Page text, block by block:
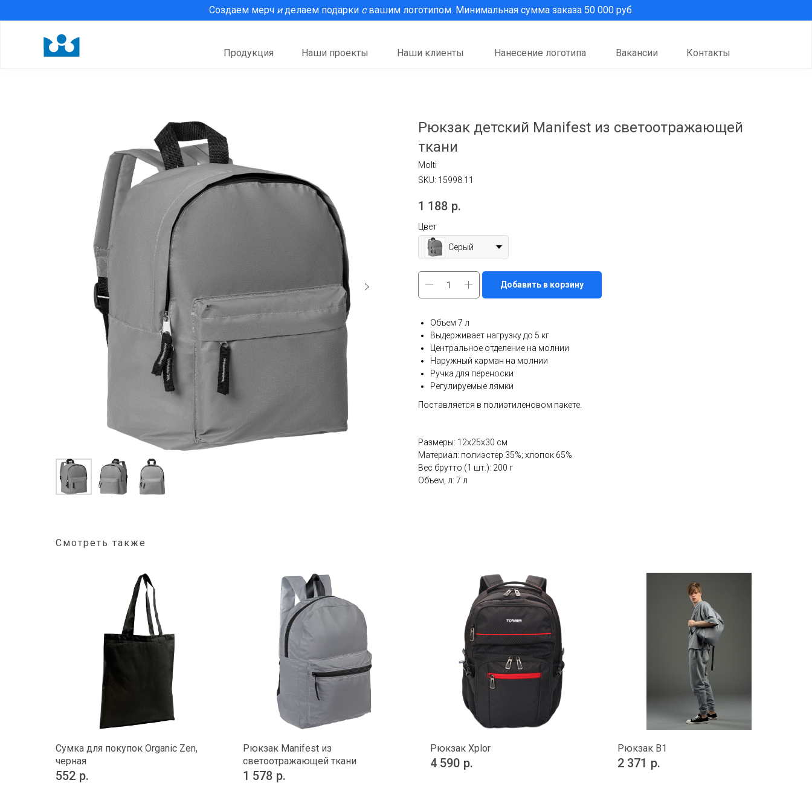
Продукция Наши клиенты
Наши проекты Вакансии Контакты
Нанесение логотипа
Создаем мерч иделаем подарки свашим логотипом. Минимальная сумма заказа 50 000 руб.
Рюкзак детский Manifest из светоотражающей
ткани
Molti
SKU: 15998.11
1 188 р.
Цвет
Серый
Добавить в корзину
Объем 7 л
Выдерживает нагрузку до 5 кг
Центральное отделение на молнии
Наружный карман на молнии
Ручка для переноски
Регулируемые лямки
Поставляется в полиэтиленовом пакете.
Размеры: 12x25x30 см
Материал: полиэстер 35%; хлопок 65%
Вес брутто (1 шт.): 200 г
Объем, л: 7 л
Смотреть также
Сумка для покупок Organic Zen,
черная
552 р.
Рюкзак Manifest из
светоотражающей ткани
1 578 р.
Рюкзак Xplor
4 590 р.
Рюкзак B1
2 371 р.